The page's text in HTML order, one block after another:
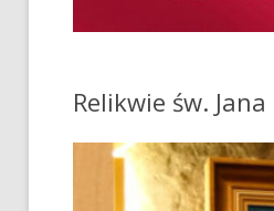
Relikwie św.